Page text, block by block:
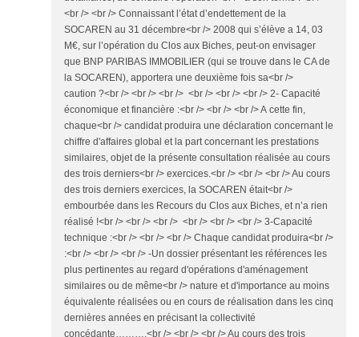
<br /> <br /> Connaissant l’état d’endettement de la
SOCAREN au 31 décembre<br /> 2008 qui s’élève a 14, 03
M€, sur l’opération du Clos aux Biches, peut-on envisager
que BNP PARIBAS IMMOBILIER (qui se trouve dans le CA de
la SOCAREN), apportera une deuxième fois sa<br />
caution ?<br /> <br /> <br /> <br /> <br /> <br /> 2- Capacité
économique et financière :<br /> <br /> <br /> A cette fin,
chaque<br /> candidat produira une déclaration concernant le
chiffre d'affaires global et la part concernant les prestations
similaires, objet de la présente consultation réalisée au cours
des trois derniers<br /> exercices.<br /> <br /> <br /> Au cours
des trois derniers exercices, la SOCAREN était<br />
embourbée dans les Recours du Clos aux Biches, et n’a rien
réalisé !<br /> <br /> <br /> <br /> <br /> <br /> 3-Capacité
technique :<br /> <br /> <br /> Chaque candidat produira<br />
:<br /> <br /> <br /> -Un dossier présentant les références les
plus pertinentes au regard d'opérations d'aménagement
similaires ou de même<br /> nature et d'importance au moins
équivalente réalisées ou en cours de réalisation dans les cinq
dernières années en précisant la collectivité
concédante……….<br /> <br /> <br /> Au cours des trois